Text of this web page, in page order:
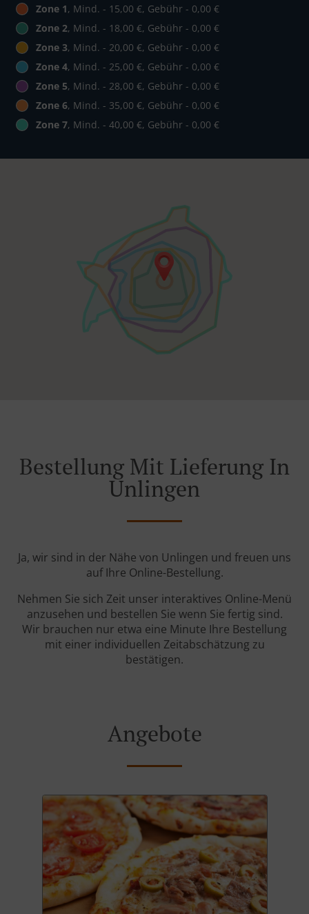
Zone 1, Mind. - 15,00 €, Gebühr - 0,00 €
Zone 2, Mind. - 18,00 €, Gebühr - 0,00 €
Zone 3, Mind. - 20,00 €, Gebühr - 0,00 €
Zone 4, Mind. - 25,00 €, Gebühr - 0,00 €
Zone 5, Mind. - 28,00 €, Gebühr - 0,00 €
Zone 6, Mind. - 35,00 €, Gebühr - 0,00 €
Zone 7, Mind. - 40,00 €, Gebühr - 0,00 €
Bestellung Mit Lieferung In
Unlingen
Ja, wir sind in der Nähe von Unlingen und freuen uns
auf Ihre Online-Bestellung.
Nehmen Sie sich Zeit unser interaktives Online-Menü
anzusehen und bestellen Sie wenn Sie fertig sind.
Wir brauchen nur etwa eine Minute Ihre Bestellung
mit einer individuellen Zeitabschätzung zu
bestätigen.
Angebote